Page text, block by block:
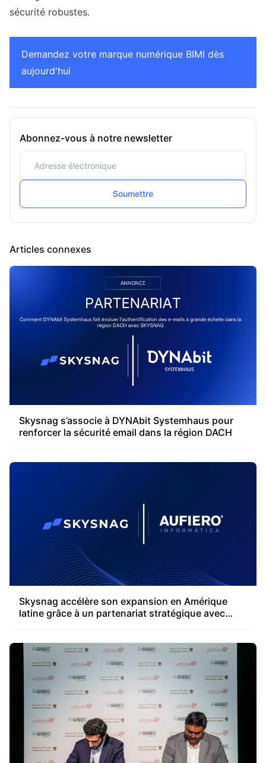
sécurité robustes.
Demandez votre marque numérique BIMI dès
aujourd'hui
Abonnez-vous à notre newsletter
Soumettre
Articles connexes
Skysnag s’associe à DYNAbit Systemhaus pour
renforcer la sécurité email dans la région DACH
Skysnag accélère son expansion en Amérique
latine grâce à un partenariat stratégique avec